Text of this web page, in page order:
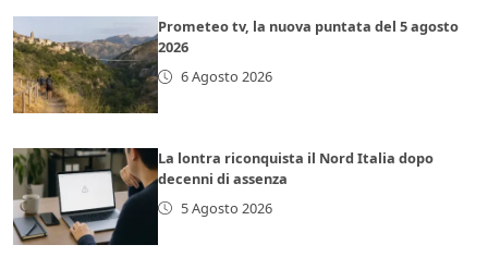
Prometeo tv, la nuova puntata del 5 agosto
2026
6 Agosto 2026
La lontra riconquista il Nord Italia dopo
decenni di assenza
5 Agosto 2026